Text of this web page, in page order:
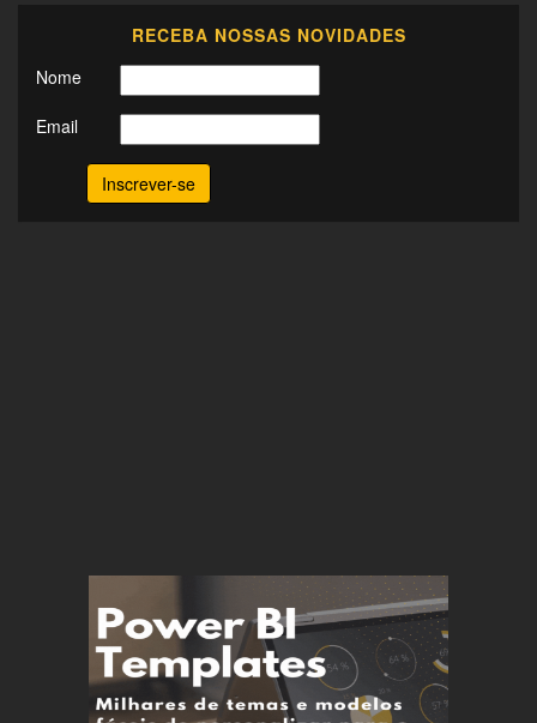
RECEBA NOSSAS NOVIDADES
Nome
Email
Inscrever-se